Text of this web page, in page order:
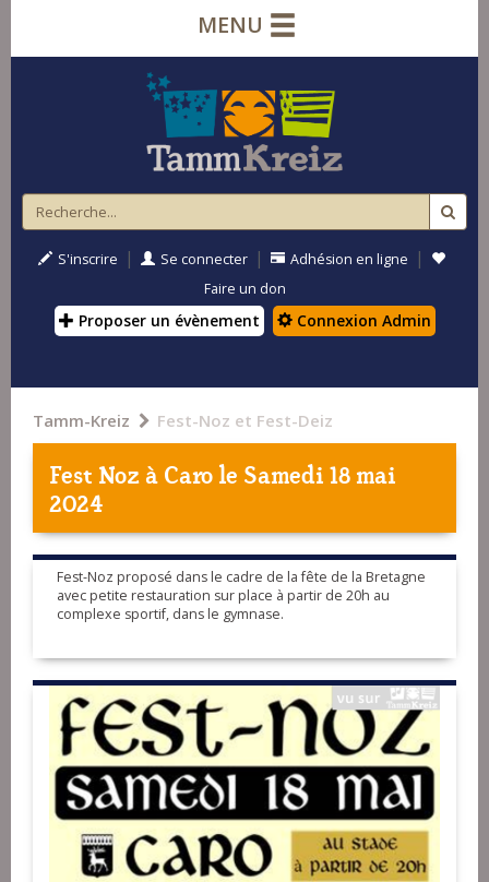
MENU
S'inscrire | Se connecter | Adhésion en ligne |
Faire un don
Proposer un évènement Connexion Admin
Tamm-Kreiz Fest-Noz et Fest-Deiz
Fest Noz àCarole Samedi 18 mai
2024
Fest-Noz proposé dans le cadre de la fête de la Bretagne
avec petite restauration sur place à partir de 20h au
complexe sportif, dans le gymnase.